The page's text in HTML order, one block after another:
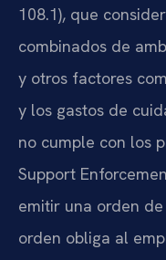
108.1), que
combinados de
y otros factores
y los gastos de
no cumple con los
Support
emitir una orden
orden obliga al